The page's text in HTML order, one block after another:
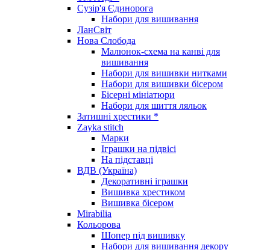
Сузір'я Єдинорога
Набори для вишивання
ЛанСвіт
Нова Слобода
Малюнок-схема на канві для
вишивання
Набори для вишивки нитками
Набори для вишивки бісером
Бісерні мініатюри
Набори для шиття ляльок
Затишні хрестики *
Zayka stitch
Марки
Іграшки на підвісі
На підставці
ВДВ (Україна)
Декоративні іграшки
Вишивка хрестиком
Вишивка бісером
Mirabilia
Кольорова
Шопер під вишивку
Набори для вишивання декору